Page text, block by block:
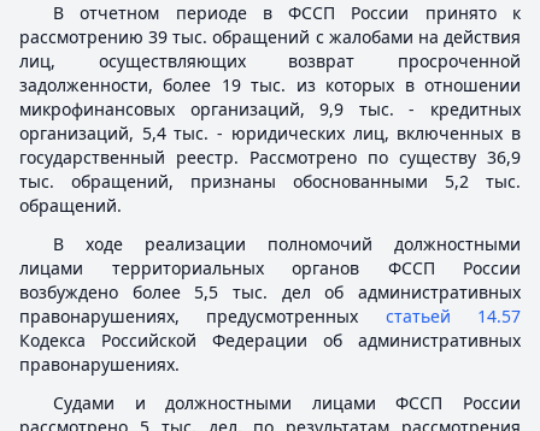
В отчетном периоде в ФССП России принято к
рассмотрению 39 тыс. обращений с жалобами на действия
лиц, осуществляющих возврат просроченной
задолженности, более 19 тыс. из которых в отношении
микрофинансовых организаций, 9,9 тыс. - кредитных
организаций, 5,4 тыс. - юридических лиц, включенных в
государственный реестр. Рассмотрено по существу 36,9
тыс. обращений, признаны обоснованными 5,2 тыс.
обращений.
В ходе реализации полномочий должностными
лицами территориальных органов ФССП России
возбуждено более 5,5 тыс. дел об административных
правонарушениях, предусмотренных статьей 14.57
Кодекса Российской Федерации об административных
правонарушениях.
Судами и должностными лицами ФССП России